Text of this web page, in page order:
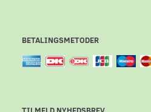
BETALINGSMETODER
TILMELD NYHEDSBREV